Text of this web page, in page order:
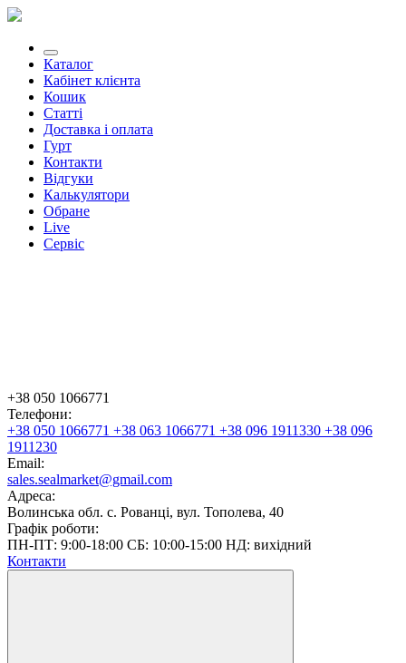
Каталог
Кабінет клієнта
Кошик
Статті
Доставка і оплата
Гурт
Контакти
Відгуки
Калькулятори
Обране
Live
Сервіс
+38 050 1066771
Телефони:
+38 050 1066771 +38 063 1066771 +38 096 1911330 +38 096
1911230
Email:
sales.sealmarket@gmail.com
Адреса:
Волинська обл. с. Рованці, вул. Тополева, 40
Графік роботи:
ПН-ПТ: 9:00-18:00 СБ: 10:00-15:00 НД: вихідний
Контакти